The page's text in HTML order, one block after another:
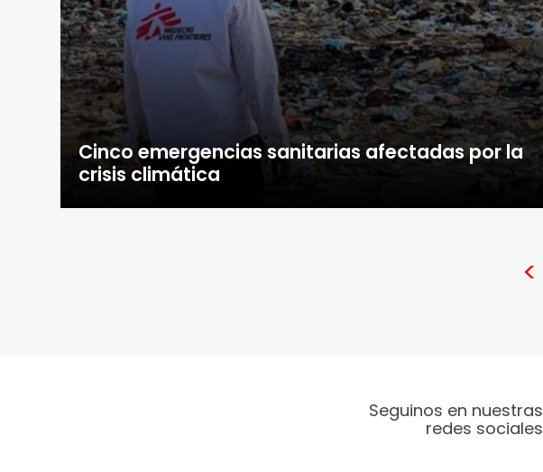
Cinco emergencias sanitarias afectadas por la
crisis climática
<
Seguinos en nuestras
redes sociales